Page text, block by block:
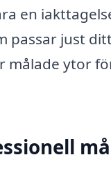
en
passar just
målade ytor